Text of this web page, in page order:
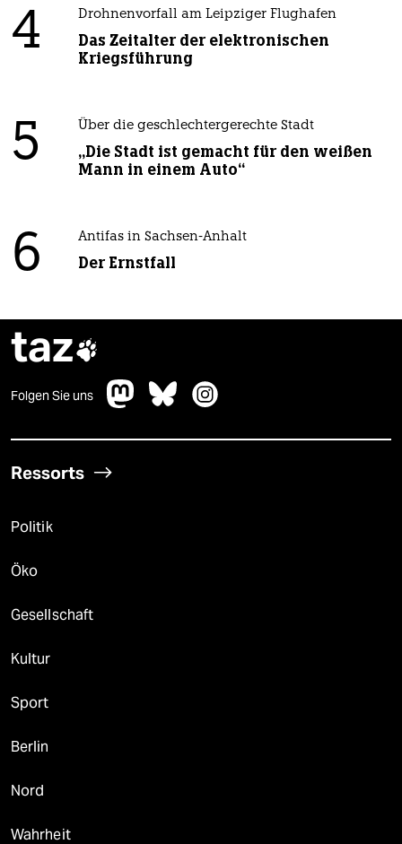
4 Drohnenvorfall am Leipziger Flughafen
Das Zeitalter der elektronischen
Kriegsführung
5 Über die geschlechtergerechte Stadt
„Die Stadt ist gemacht für den weißen
Mann in einem Auto“
6 Antifas in Sachsen-Anhalt
Der Ernstfall
taz
Folgen Sie uns
Ressorts
Politik
Öko
Gesellschaft
Kultur
Sport
Berlin
Nord
Wahrheit